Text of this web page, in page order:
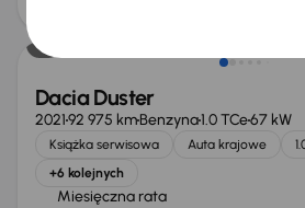
Dacia Duster
202192 975 kmBenzyna1.0 TCe67 kW
Książka serwisowa Auta krajowe
+6 kolejnych
Miesięczna rata